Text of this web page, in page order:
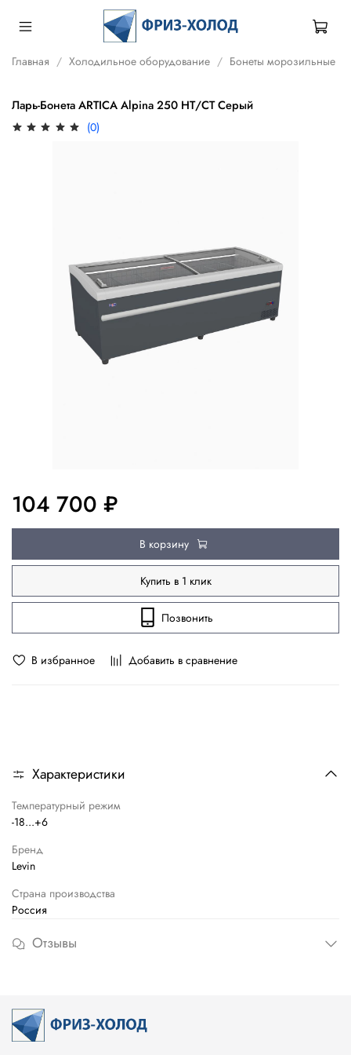
Главная Холодильное оборудование Бонеты морозильные
Ларь-Бонета ARTICA Alpina 250 НТ/СТ Серый
(0)
В избранное Добавить в сравнение
104 700 ₽
В корзину
Купить в 1 клик
Позвонить
Характеристики
Температурный режим
-18...+6
Бренд
Levin
Страна производства
Россия
Отзывы